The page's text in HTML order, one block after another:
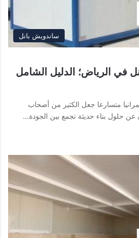
ساندويش بانل
في الرياض؛ الدليل الشامل
متسارعا جعل الكثير من أصحاب
عن حلول بناء حديثة تجمع بين الجودة…